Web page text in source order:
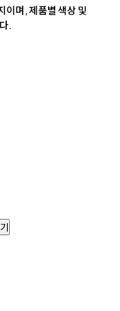
이며, 제품별 색상 및
.